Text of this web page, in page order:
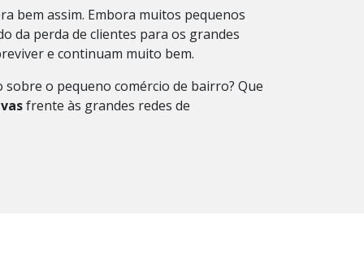
bem assim. Embora muitos pequenos
da perda de clientes para os grandes
e continuam muito bem.
sobre o pequeno comércio de bairro? Que
frente às grandes redes de